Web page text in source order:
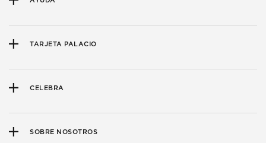
TARJETA PALACIO
CELEBRA
SOBRE NOSOTROS